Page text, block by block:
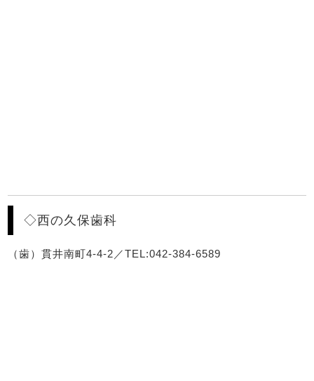
◇西の久保歯科
（歯）貫井南町4-4-2／TEL:042-384-6589